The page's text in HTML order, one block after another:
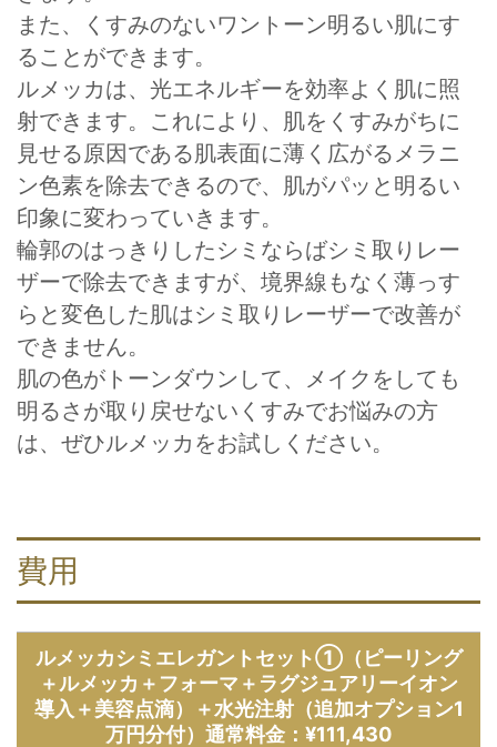
また、くすみのないワントーン明るい肌にす
ることができます。
ルメッカは、光エネルギーを効率よく肌に照
射できます。これにより、肌をくすみがちに
見せる原因である肌表面に薄く広がるメラニ
ン色素を除去できるので、肌がパッと明るい
印象に変わっていきます。
輪郭のはっきりしたシミならばシミ取りレー
ザーで除去できますが、境界線もなく薄っす
らと変色した肌はシミ取りレーザーで改善が
できません。
肌の色がトーンダウンして、メイクをしても
明るさが取り戻せないくすみでお悩みの方
は、ぜひルメッカをお試しください。
費用
ルメッカシミエレガントセット①（ピーリング
＋ルメッカ＋フォーマ＋ラグジュアリーイオン
導入＋美容点滴）＋水光注射（追加オプション1
万円分付）通常料金：¥111,430